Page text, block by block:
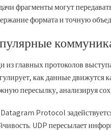
фрагменты могут
формата и точную
из главных протоколов
как данные движутся
пересылку, анализируя
Protocol
UDP пересылает